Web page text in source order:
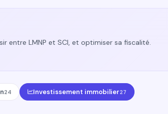
entre LMNP et SCI, et optimiser sa fiscalité.
24 Investissement immobilier27